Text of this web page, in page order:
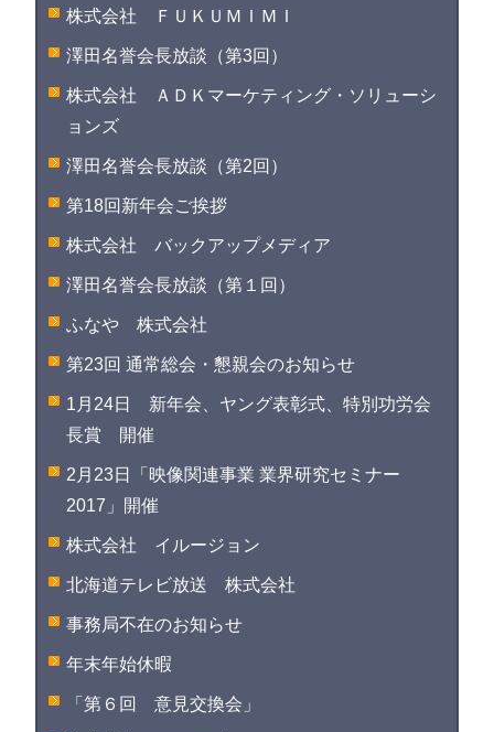
株式会社 ＦＵＫＵＭＩＭＩ
澤田名誉会長放談（第3回）
株式会社 ＡＤＫマーケティング・ソリューシ
ョンズ
澤田名誉会長放談（第2回）
第18回新年会ご挨拶
株式会社 バックアップメディア
澤田名誉会長放談（第１回）
ふなや 株式会社
第23回 通常総会・懇親会のお知らせ
1月24日 新年会、ヤング表彰式、特別功労会
長賞 開催
2月23日「映像関連事業 業界研究セミナー
2017」開催
株式会社 イルージョン
北海道テレビ放送 株式会社
事務局不在のお知らせ
年末年始休暇
「第６回 意見交換会」